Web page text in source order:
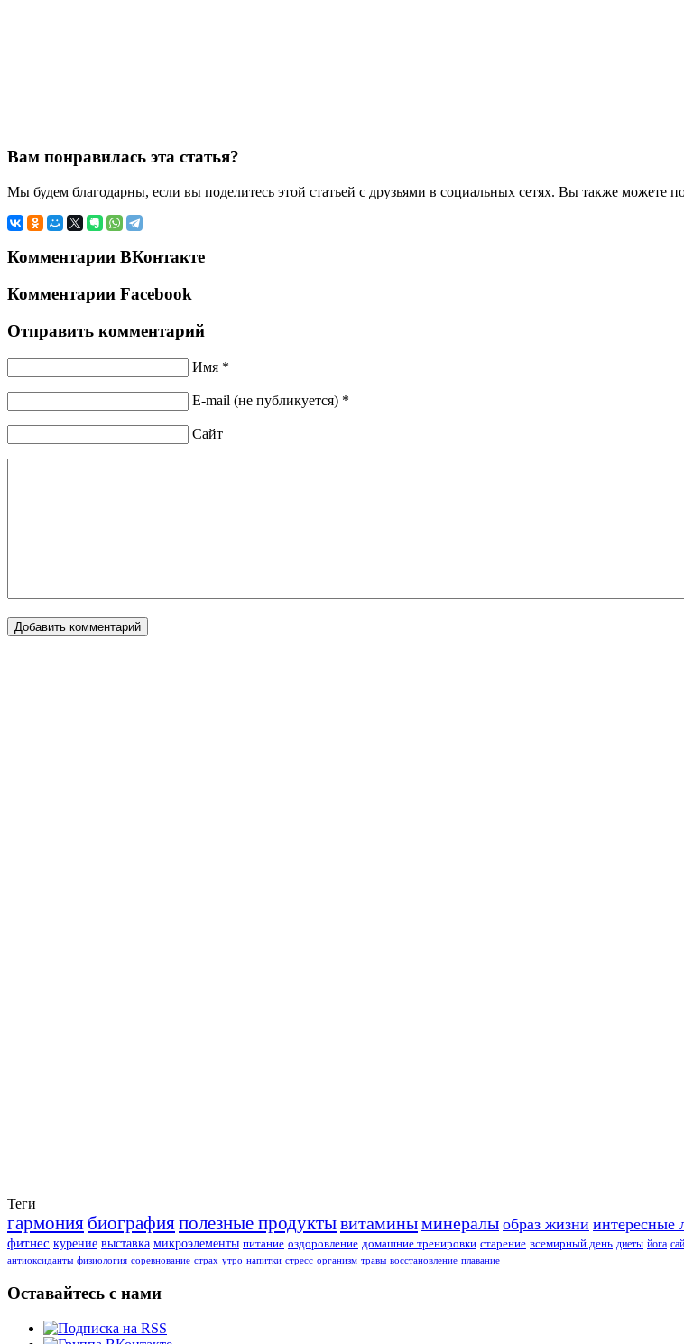
Вам понравилась эта статья?
Мы будем благодарны, если вы поделитесь этой статьей с друзьями в социальных сетях. Вы также можете
Комментарии ВКонтакте
Комментарии Facebook
Отправить комментарий
Имя *
E-mail (не публикуется) *
Сайт
Теги
гармония биографияполезные продуктывитаминыминералы образ жизни интересные
фитнес курение выставка микроэлементы питание оздоровление домашние тренировки старение всемирный день диеты йога
антиоксиданты физиология соревнование страх утро напитки стресс организм травы восстановление плавание
Оставайтесь с нами